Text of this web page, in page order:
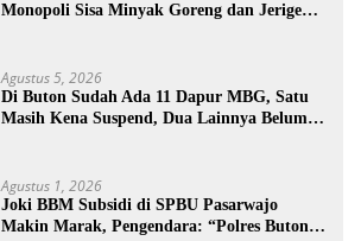
Monopoli Sisa Minyak Goreng dan Jerigen
Agustus 5, 2026
Di Buton Sudah Ada 11 Dapur MBG, Satu
Masih Kena Suspend, Dua Lainnya Belum
Agustus 1, 2026
Joki BBM Subsidi di SPBU Pasarwajo
Makin Marak, Pengendara: “Polres Buton